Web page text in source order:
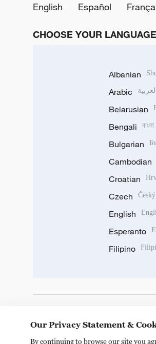
English
Español
CHOOSE YOUR LANGUAGE
Albanian
Arabic العربية
Belarusian
Bengali বাংলা
Bulgarian
Cambodian
Croatian
Czech Český
English
Esperanto
Filipino
Our Privacy Statement &
By continuing to browse our site you